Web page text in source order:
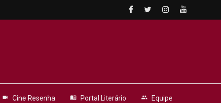
videocam Cine Resenha menu_book Portal Literário people Equipe